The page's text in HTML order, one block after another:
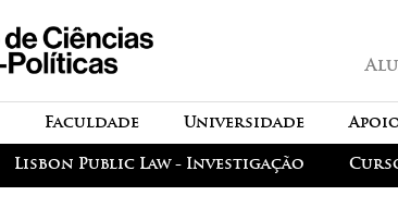
Universidade
Faculdade
Lisbon Public Law - Investigação